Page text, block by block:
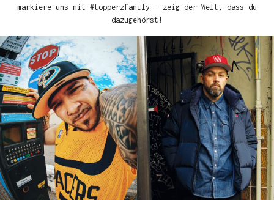
markiere uns mit #topperzfamily – zeig der Welt, dass du
dazugehörst!